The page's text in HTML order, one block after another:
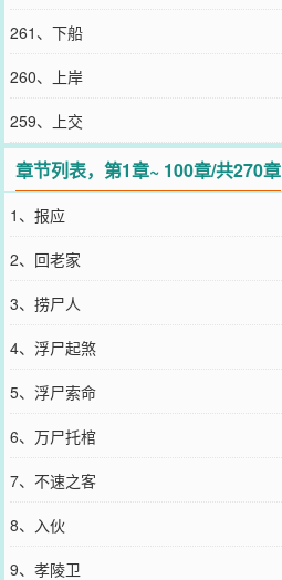
261、下船
260、上岸
259、上交
章节列表，第1章~ 100章/共270章
1、报应
2、回老家
3、捞尸人
4、浮尸起煞
5、浮尸索命
6、万尸托棺
7、不速之客
8、入伙
9、孝陵卫